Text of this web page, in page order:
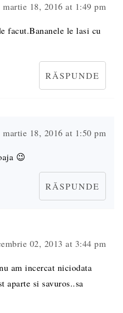
martie 18, 2016 at 1:49 pm
facut.Bananele le lasi cu
RĂSPUNDE
martie 18, 2016 at 1:50 pm
😉
RĂSPUNDE
02, 2013 at 3:44 pm
am incercat niciodata
aparte si savuros..sa